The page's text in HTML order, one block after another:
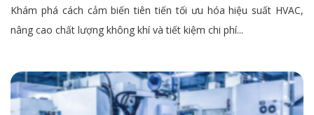
Khám phá cách cảm biến tiên tiến tối ưu hóa hiệu suất HVAC,
nâng cao chất lượng không khí và tiết kiệm chi phí...